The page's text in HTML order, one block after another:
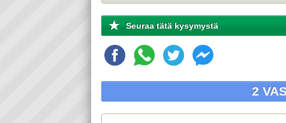
Seuraa tätä kysymystä
2